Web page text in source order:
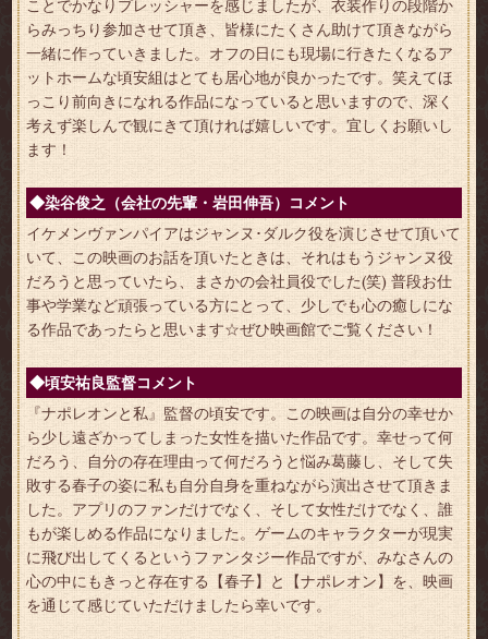
ことでかなりプレッシャーを感じましたが、衣装作りの段階か
らみっちり参加させて頂き、皆様にたくさん助けて頂きながら
一緒に作っていきました。オフの日にも現場に行きたくなるア
ットホームな頃安組はとても居心地が良かったです。笑えてほ
っこり前向きになれる作品になっていると思いますので、深く
考えず楽しんで観にきて頂ければ嬉しいです。宜しくお願いし
ます！
◆染谷俊之（会社の先輩・岩田伸吾）コメント
イケメンヴァンパイアはジャンヌ･ダルク役を演じさせて頂いて
いて、この映画のお話を頂いたときは、それはもうジャンヌ役
だろうと思っていたら、まさかの会社員役でした(笑) 普段お仕
事や学業など頑張っている方にとって、少しでも心の癒しにな
る作品であったらと思います☆ぜひ映画館でご覧ください！
◆頃安祐良監督コメント
『ナポレオンと私』監督の頃安です。この映画は自分の幸せか
ら少し遠ざかってしまった女性を描いた作品です。幸せって何
だろう、自分の存在理由って何だろうと悩み葛藤し、そして失
敗する春子の姿に私も自分自身を重ねながら演出させて頂きま
した。アプリのファンだけでなく、そして女性だけでなく、誰
もが楽しめる作品になりました。ゲームのキャラクターが現実
に飛び出してくるというファンタジー作品ですが、みなさんの
心の中にもきっと存在する【春子】と【ナポレオン】を、映画
を通じて感じていただけましたら幸いです。